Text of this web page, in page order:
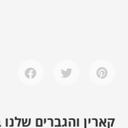
קארין והגברים